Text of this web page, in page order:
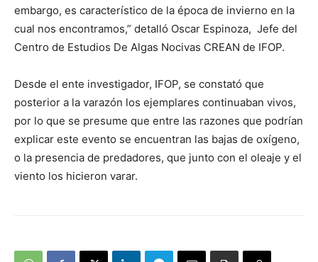
embargo, es característico de la época de invierno en la
cual nos encontramos,” detalló Oscar Espinoza, Jefe del
Centro de Estudios De Algas Nocivas CREAN de IFOP.
Desde el ente investigador, IFOP, se constató que
posterior a la varazón los ejemplares continuaban vivos,
por lo que se presume que entre las razones que podrían
explicar este evento se encuentran las bajas de oxígeno,
o la presencia de predadores, que junto con el oleaje y el
viento los hicieron varar.